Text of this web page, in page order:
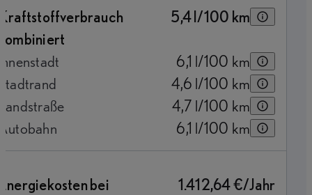
5,4l/100 km
6,1 l/100 km
4,6 l/100 km
4,7 l/100 km
6,1 l/100 km
bei
1.412,64 €/Jahr